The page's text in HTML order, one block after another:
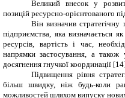
Великий внесок у
позицій ресурсно-орієнтованого
Він визначив стратегічну
підприємства, яка визначається
ресурсів, вартість і час,
напрямки застосування, а також
досягнення гнучкої координації
Підвищення рівня
більш швидку, ніж будь-коли
можливостей шляхом випуску